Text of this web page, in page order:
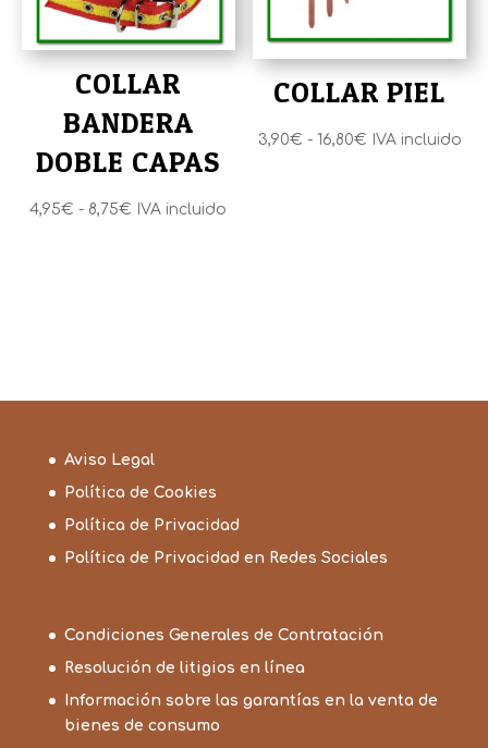
COLLAR
BANDERA
DOBLE CAPAS
4,95€ - 8,75€ Rango
IVA incluido
COLLAR PIEL
3,90€ - 16,80€Rango
IVA incluido
Aviso Legal
Política de Cookies
Política de Privacidad
Política de Privacidad en Redes Sociales
Condiciones Generales de Contratación
Resolución de litigios en línea
Información sobre las garantías en la venta de
bienes de consumo